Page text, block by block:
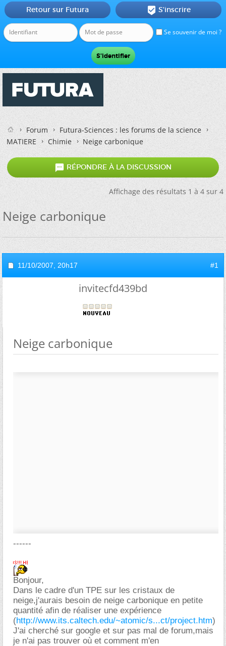
Se souvenir de moi ?
Retour sur Futura  S'inscrire
Forum
Futura-Sciences : les forums de la science
MATIERE
Chimie Neige carbonique
 RÉPONDRE À LA DISCUSSION
Affichage des résultats 1 à 4 sur 4
Neige carbonique
11/10/2007, 20h17 #1
invitecfd439bd
Neige carbonique
------
Bonjour,
Dans le cadre d'un TPE sur les cristaux de
neige,j'aurais besoin de neige carbonique en petite
quantité afin de réaliser une expérience
(http://www.its.caltech.edu/~atomic/s...ct/project.htm)
J'ai cherché sur google et sur pas mal de forum,mais
je n'ai pas trouver où et comment m'en